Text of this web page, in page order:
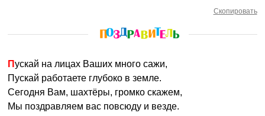
Скопировать
Пускай на лицах Ваших много сажи,
Пускай работаете глубоко в земле.
Сегодня Вам, шахтёры, громко скажем,
Мы поздравляем вас повсюду и везде.